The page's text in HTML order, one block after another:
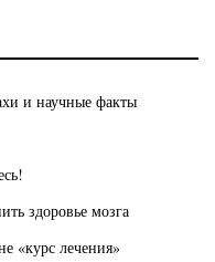
и научные факты
здоровье мозга
«курс лечения»